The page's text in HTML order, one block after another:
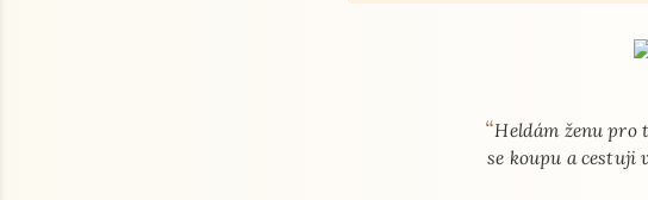
O mně - seznamka
“Heldám ženu pro
se koupu a